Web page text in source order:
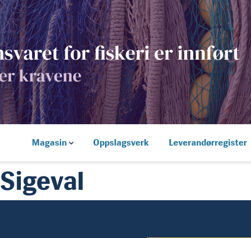
Magasin Oppslagsverk Leverandørregister
Sigeval